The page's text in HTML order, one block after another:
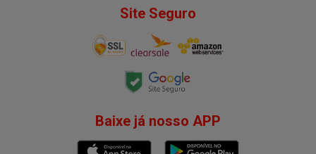
Site Seguro
Baixe já nosso APP